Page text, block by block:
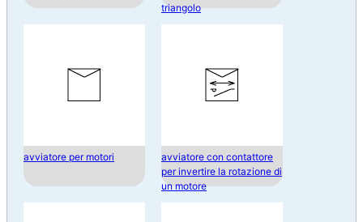
triangolo
avviatore per motori
avviatore con contattore
per invertire la rotazione di
un motore